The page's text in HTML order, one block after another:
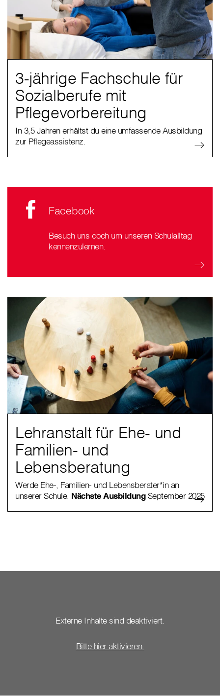
3-jährige Fachschule für
Sozialberufe mit
Pflegevorbereitung
In 3,5 Jahren erhältst du eine umfassende Ausbildung
zur Pflegeassistenz.
Facebook
Besuch uns doch um unseren Schulalltag
kennenzulernen.
Lehranstalt für Ehe- und
Familien- und
Lebensberatung
Werde Ehe-, Familien- und Lebensberater*in an
unserer Schule. Nächste AusbildungSeptember 2025
Externe Inhalte sind deaktiviert.
Bitte hier aktivieren.